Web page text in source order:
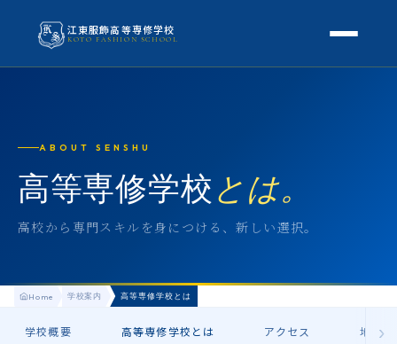
江東服飾高等専修学校
KOTO FASHION SCHOOL
校長挨拶
高等専修学校とは
地方学生の方へ
よくある質問
授業内容
校外学習・特別授業
スクールライフ
年間行事
KOTO COLLECTION
進路
入学案内
募集要項
ABOUT SENSHU
高等専修学校とは。
高校から専門スキルを身につける、新しい選択。
Home 学校案内 高等専修学校とは
学校概要 高等専修学校とは アクセス 地方
›